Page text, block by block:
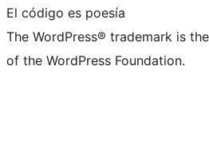
El código es poesía
The WordPress® trademark is
of the WordPress Foundation.